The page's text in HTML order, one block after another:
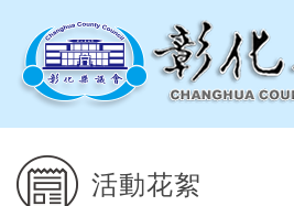
活動花絮